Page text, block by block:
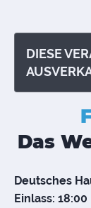
DIESE
Das
Deutsches
Einlass: